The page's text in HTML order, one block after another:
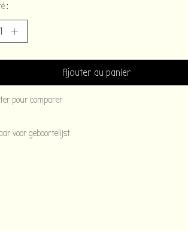
:
Ajouter au panier
pour comparer
voor geboortelijst